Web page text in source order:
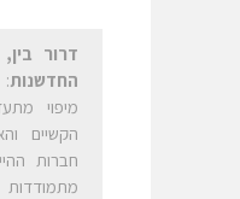
דרור
החדשנות:
מיפוי
הקשיים
חברות